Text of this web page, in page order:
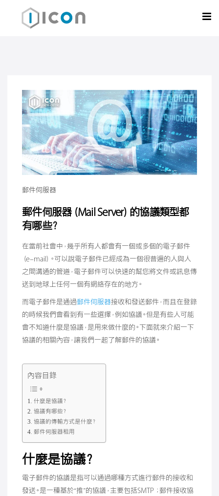
郵件伺服器
郵件伺服器（Mail Server）的協議類型都
有哪些？
在當前社會中，幾乎所有人都會有一個或多個的電子郵件
（e-mail）。可以說電子郵件已經成為一個很普遍的人與人
之間溝通的管道，電子郵件可以快速的幫您將文件或訊息傳
送到地球上任何一個有網絡存在的地方。
而電子郵件是通過郵件伺服器接收和發送郵件，而且在登錄
的時候我們會看到有一些選擇，例如協議。但是有些人可能
會不知道什麼是協議，是用來做什麼的。下面就來介紹一下
協議的相關內容，讓我們一起了解郵件的協議。
內容目錄
什麼是協議？
協議有哪些？
協議的傳輸方式是什麼？
郵件伺服器租用
什麼是協議？
電子郵件的協議是指可以通過哪種方式進行郵件的接收和
發送。是一種基於“推”的協議，主要包括SMTP ；郵件接收協